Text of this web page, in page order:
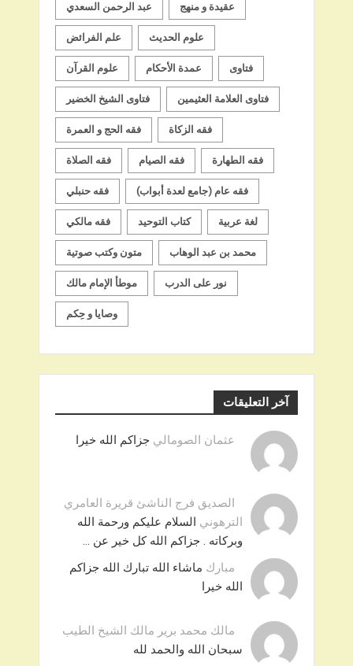
عبد الرحمن السعدي عقيدة و منهج
علم الفرائض علوم الحديث
علوم القرآن عمدة الأحكام فتاوى
فتاوى الشيخ الخضير فتاوى العلامة العثيمين
فقه الحج و العمرة فقه الزكاة
فقه الصلاة فقه الصيام فقه الطهارة
فقه حنبلي فقه عام (جامع لعدة أبواب)
فقه مالكي كتاب التوحيد لغة عربية
متون وكتب صوتية محمد بن عبد الوهاب
موطأ الإمام مالك نور على الدرب
وصايا و حِكم
آخر التعليقات
عثمان الصومالي جزاكم الله خيرا
الصديق فرج الناشئ قريرة العامري
الترهوني السلام عليكم ورحمة الله
وبركاته . جزاكم الله كل خير عن …
مبارك ماشاء الله تبارك الله جزاكم
الله خيرا
مالك محمد برير مالك الشيخ الطيب
سبحان الله والحمد لله